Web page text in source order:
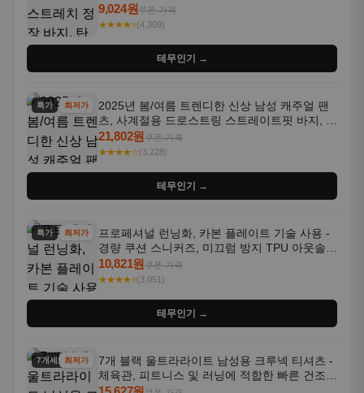
트라우저 - 세탁기 사용 가능한 캐주얼 정장 의
상
9,024원쿠폰 가격
★★★★⭐(4,309)
테무인기 →
특가 최저가
2025년 봄/여름 트렌디한 신상 남성 캐주얼 팬
츠, 사계절용 드로스트링 스트레이트핏 바지, 한
국 스타일, 활용도 높은 아웃도어 및 정장용, 발
목 바지
21,802원쿠폰 가격
★★★★☆(3,228)
테무인기 →
특가 최저가
프로페셔널 런닝화, 카본 플레이트 기술 사용 -
경량 쿠션 스니커즈, 미끄럼 방지 TPU 아웃솔,
통기성 화이트-퍼플 그라데이션, 헬스, 트레이
닝 - 남성용, 여성용, 모든 계절에 적합
10,821원쿠폰 가격
★★★★⭐(3,051)
테무인기 →
7개세트최저가
7개 블랙 울트라라이트 남성용 크루넥 티셔츠 -
체육관, 피트니스 및 러닝에 적합한 빠른 건조,
통기성 좋은 수분 흡수 반팔 운동복